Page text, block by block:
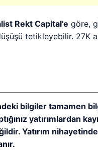
Rekt Capital’e göre,
tetikleyebilir. 27K
bilgiler tamamen
yatırımlardan
Yatırım